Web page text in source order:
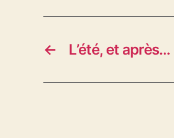
← L’été, et après…